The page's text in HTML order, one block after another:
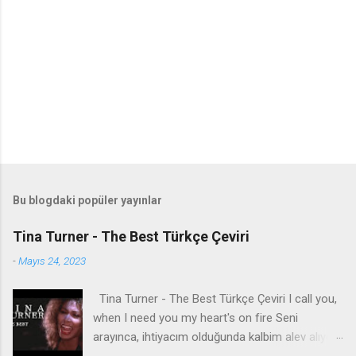
Bu blogdaki popüler yayınlar
Tina Turner - The Best Türkçe Çeviri
-Mayıs 24, 2023
Tina Turner - The Best Türkçe Çeviri I call you,
when I need you my heart's on fire Seni
arayınca, ihtiyacım olduğunda kalbim alev alıyor